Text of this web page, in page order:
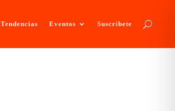
Tendencias Eventos Suscríbete